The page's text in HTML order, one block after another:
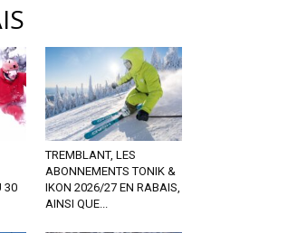
30
TREMBLANT, LES
ABONNEMENTS TONIK &
IKON 2026/27 EN RABAIS,
AINSI QUE...